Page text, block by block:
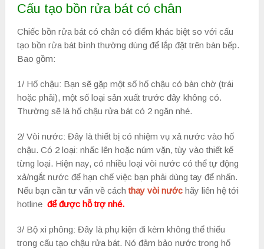
Cấu tạo bồn rửa bát có chân
Chiếc bồn rửa bát có chân có điểm khác biệt so với cấu
tạo bồn rửa bát bình thường dùng để lắp đặt trên bàn bếp.
Bao gồm:
1/ Hố chậu: Bạn sẽ gặp một số hố chậu có bàn chờ (trái
hoặc phải), một số loại sản xuất trước đây không có.
Thường sẽ là hố chậu rửa bát có 2 ngăn nhé.
2/ Vòi nước: Đây là thiết bị có nhiệm vụ xả nước vào hố
chậu. Có 2 loại: nhấc lên hoặc núm vặn, tùy vào thiết kế
từng loại. Hiện nay, có nhiều loại vòi nước có thể tự động
xả/ngắt nước để hạn chế việc bạn phải dùng tay để nhấn.
Nếu bạn cần tư vấn về cáchthay vòi nước hãy liên hệ tới
hotline để được hỗ trợ nhé.
3/ Bộ xi phông: Đây là phụ kiện đi kèm không thể thiếu
trong cấu tạo chậu rửa bát. Nó đảm bảo nước trong hố